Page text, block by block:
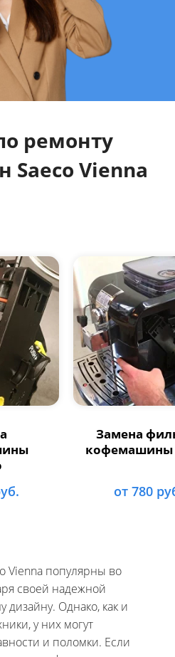
ремонту
Vienna
Замена
кофемашины
от 780
Vienna популярны во
своей надежной
дизайну. Однако, как и
у них могут
и поломки. Если